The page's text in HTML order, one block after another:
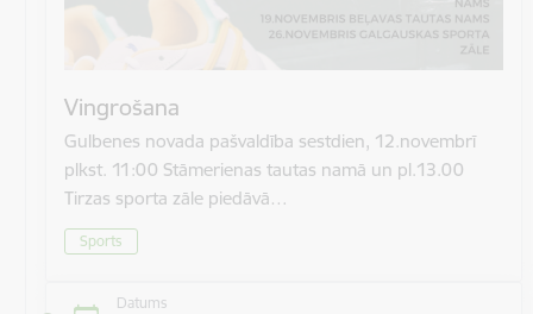
Vingrošana
Gulbenes novada pašvaldība sestdien, 12.novembrī
plkst. 11:00 Stāmerienas tautas namā un pl.13.00
Tirzas sporta zāle piedāvā…
Sports
Datums